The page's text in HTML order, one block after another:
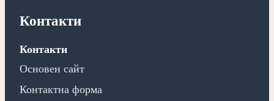
Контакти
Контакти
Основен сайт
Контактна форма